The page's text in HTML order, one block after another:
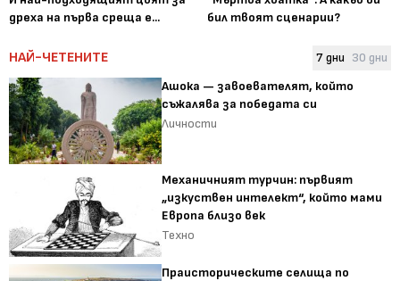
дреха на първа среща е...
бил твоят сценарии?
НАЙ-ЧЕТЕНИТЕ 7 дни 30 дни
Ашока — завоевателят, който
съжалява за победата си
Личности
Механичният турчин: първият
„изкуствен интелект“, който мами
Европа близо век
Техно
Праисторическите селища по